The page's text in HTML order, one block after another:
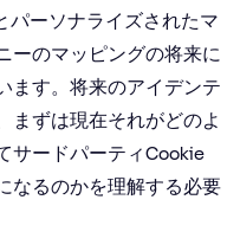
パーソナライズされたマ
ーのマッピングの将来に
ます。将来のアイデンテ
まずは現在それがどのよ
サードパーティCookie
なるのかを理解する必要